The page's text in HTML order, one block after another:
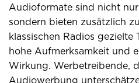
Audioformate sind nicht
sondern bieten zusätzlich
klassischen Radios gezielte
hohe Aufmerksamkeit und
Wirkung. Werbetreibende,
Audiowerbung